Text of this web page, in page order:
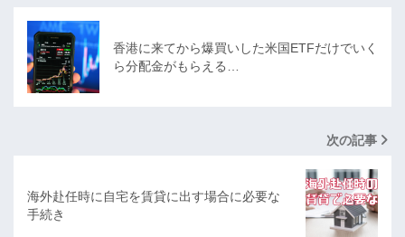
香港に来てから爆買いした米国ETFだけでいく
ら分配金がもらえる…
次の記事
海外赴任時に自宅を賃貸に出す場合に必要な
手続き